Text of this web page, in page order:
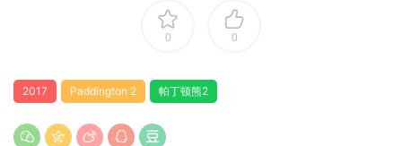
0 0
2017 Paddington 2 帕丁顿熊2